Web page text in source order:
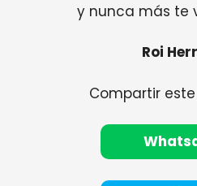
y nunca más te
Roi
Compartir